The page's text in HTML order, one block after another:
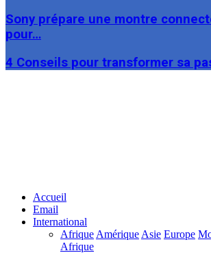
Sony prépare une montre
pour…
4 Conseils pour transformer sa
Accueil
Email
International
Afrique Amérique Asie Europe
Afrique